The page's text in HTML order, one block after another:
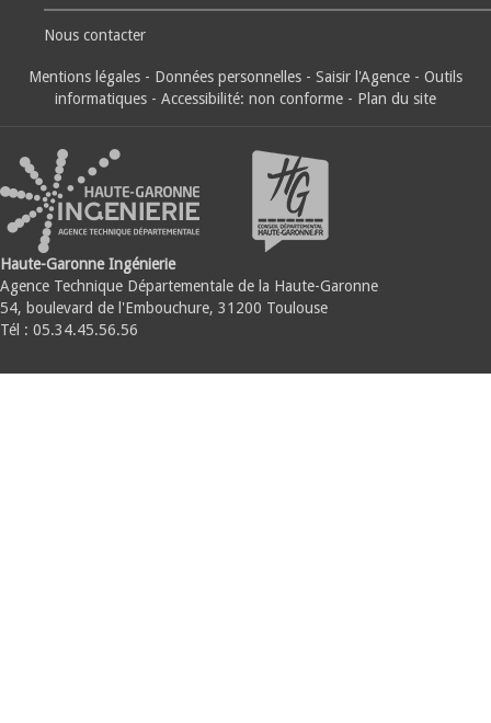
Nous contacter
Mentions légales - Données personnelles - Saisir l'Agence - Outils
informatiques - Accessibilité: non conforme - Plan du site
Haute-Garonne Ingénierie
Agence Technique Départementale de la Haute-Garonne
54, boulevard de l'Embouchure, 31200 Toulouse
Tél : 05.34.45.56.56